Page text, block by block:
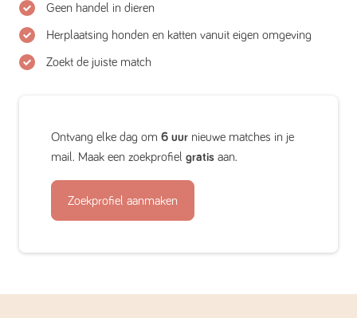
Geen handel in dieren
Herplaatsing honden en katten vanuit eigen omgeving
Zoekt de juiste match
Ontvang elke dag om 6 uur nieuwe matches in je
mail. Maak een zoekprofiel gratis aan.
Zoekprofiel aanmaken